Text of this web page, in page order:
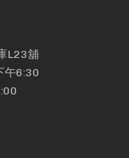
L23舖
午6:30